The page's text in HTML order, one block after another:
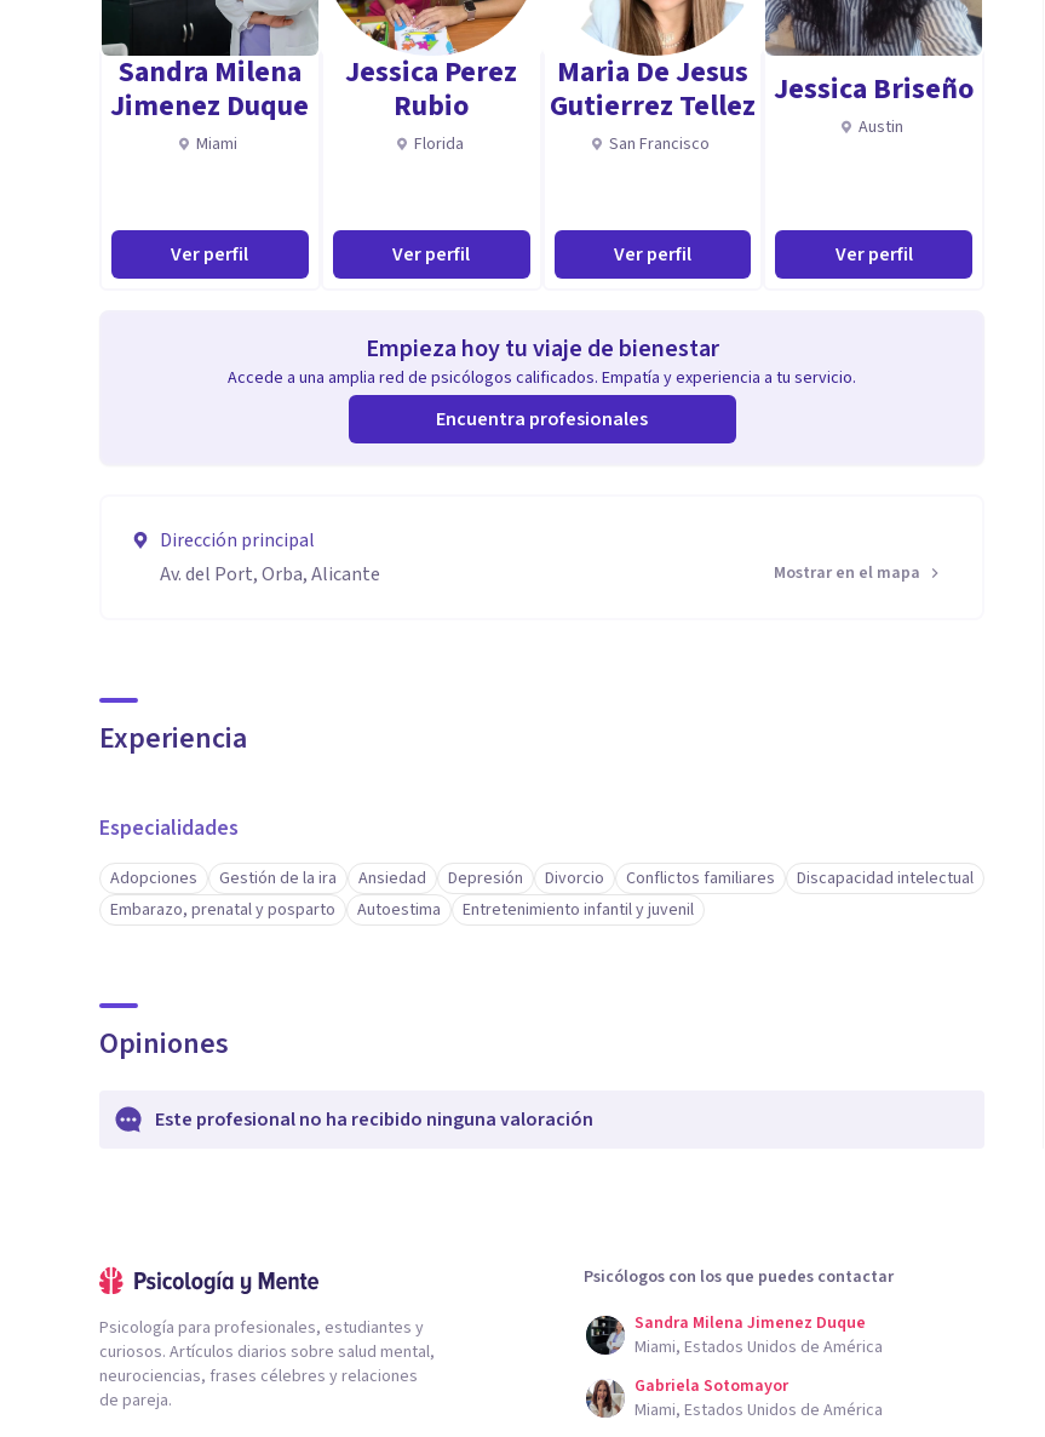
Sandra Milena
Jimenez Duque
Miami
Ver perfil
Jessica Perez
Rubio
Florida
Ver perfil
Maria De Jesus
Gutierrez Tellez
San Francisco
Ver perfil
Jessica Briseño
Austin
Ver perfil
Empieza hoy tu viaje de bienestar
Accede a una amplia red de psicólogos calificados. Empatía y experiencia a tu servicio.
Encuentra profesionales
Dirección principal
Av. del Port, Orba, Alicante
Mostrar en el mapa
Experiencia
Especialidades
Adopciones Gestión de la ira Ansiedad Depresión Divorcio Conflictos familiares
Discapacidad intelectual
Embarazo, prenatal y posparto
Autoestima Entretenimiento infantil y juvenil
Opiniones
Este profesional no ha recibido ninguna valoración
Psicología para profesionales, estudiantes y
curiosos. Artículos diarios sobre salud mental,
neurociencias, frases célebres y relaciones
de pareja.
Psicólogos con los que puedes contactar
Sandra Milena Jimenez Duque
Miami, Estados Unidos de América
Gabriela Sotomayor
Miami, Estados Unidos de América